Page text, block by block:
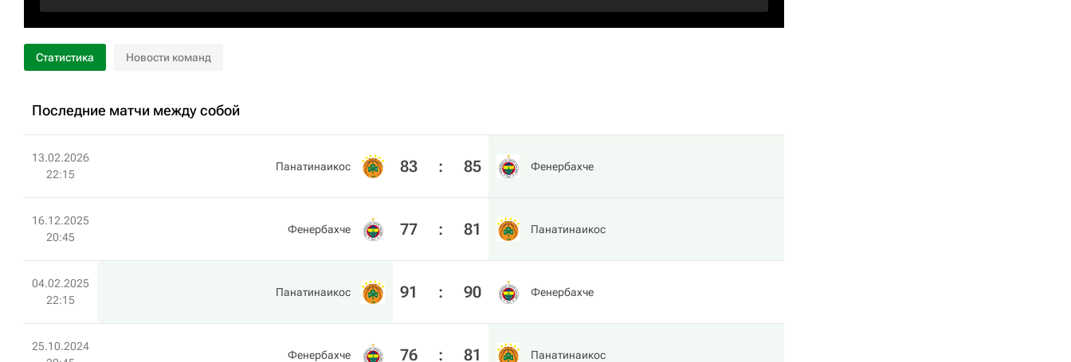
Статистика Новости команд
Последние матчи между собой
13.02.2026
22:15
Панатинаикос 83 : 85 Фенербахче
16.12.2025
20:45
Фенербахче 77 : 81 Панатинаикос
04.02.2025
22:15
Панатинаикос 91 : 90 Фенербахче
25.10.2024
Фенербахче 76 : 81 Панатинаикос